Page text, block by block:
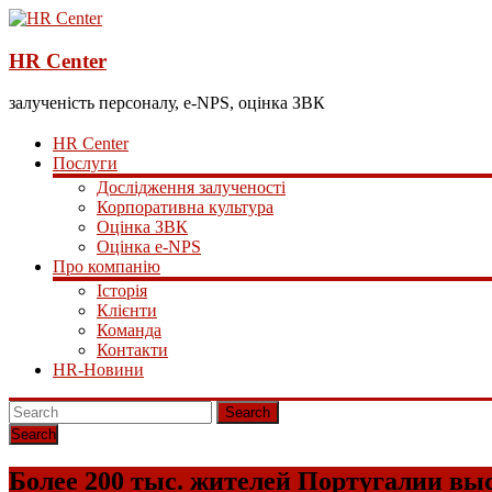
HR Center
залученість персоналу, e-NPS, оцінка ЗВК
HR Center
Послуги
Дослідження залученості
Корпоративна культура
Оцінка ЗВК
Оцінка e-NPS
Про компанію
Історія
Клієнти
Команда
Контакти
HR-Новини
Search
Более 200 тыс. жителей Португалии